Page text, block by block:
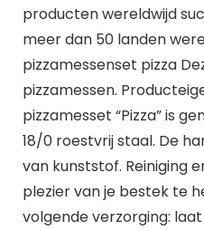
producten wereldwijd
meer dan 50 landen
pizzamessenset pizza
pizzamessen.
pizzamesset “Pizza” is
18/0 roestvrij staal. De
van kunststof. Reiniging
plezier van je bestek te
volgende verzorging: